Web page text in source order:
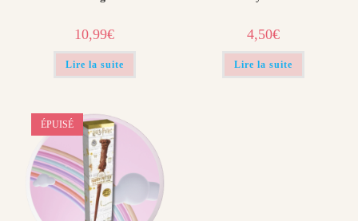
10,99€
Lire la suite
4,50€
Lire la suite
ÉPUISÉ